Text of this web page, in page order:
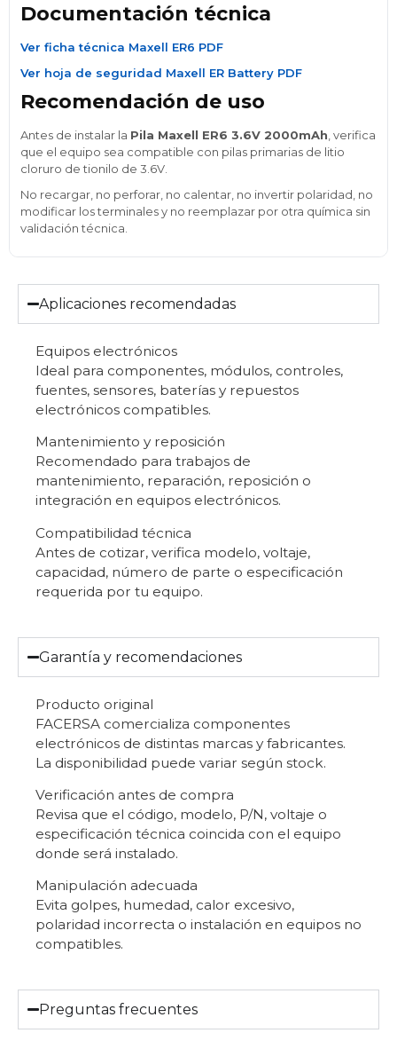
Documentación técnica
Ver ficha técnica Maxell ER6 PDF
Ver hoja de seguridad Maxell ER Battery PDF
Recomendación de uso
Antes de instalar la Pila Maxell ER6 3.6V 2000mAh , verifica
que el equipo sea compatible con pilas primarias de litio
cloruro de tionilo de 3.6V.
No recargar, no perforar, no calentar, no invertir polaridad, no
modificar los terminales y no reemplazar por otra química sin
validación técnica.
Aplicaciones recomendadas
Equipos electrónicos
Ideal para componentes, módulos, controles,
fuentes, sensores, baterías y repuestos
electrónicos compatibles.
Mantenimiento y reposición
Recomendado para trabajos de
mantenimiento, reparación, reposición o
integración en equipos electrónicos.
Compatibilidad técnica
Antes de cotizar, verifica modelo, voltaje,
capacidad, número de parte o especificación
requerida por tu equipo.
Garantía y recomendaciones
Producto original
FACERSA comercializa componentes
electrónicos de distintas marcas y fabricantes.
La disponibilidad puede variar según stock.
Verificación antes de compra
Revisa que el código, modelo, P/N, voltaje o
especificación técnica coincida con el equipo
donde será instalado.
Manipulación adecuada
Evita golpes, humedad, calor excesivo,
polaridad incorrecta o instalación en equipos no
compatibles.
Preguntas frecuentes